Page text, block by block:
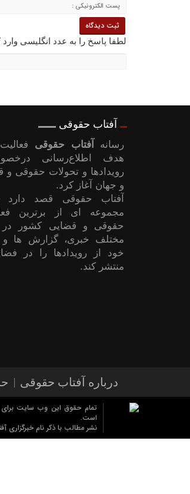
لطفا پاسخ را به عدد انگلیسی وارد
آفتاب حقوقی
رسانه آفتاب حقوقی
هدف اطلاع‌رسانی
رویدادها و تحولات حقوقی و
و جهان آغاز کرد.
آفتاب حقوقی قصد دارد
مجموعه ای از برترین
حقوقی و قضایی کشور
مختلف خبری، گزارش ها و
خود از رویدادها را در
منتشر کند.
درباره آفتاب حقوقی
قوانین بازنشر محتوای
تمام حقوق این وب سایت
است.
نشر مطالب با ذکر نام خبرگزاری